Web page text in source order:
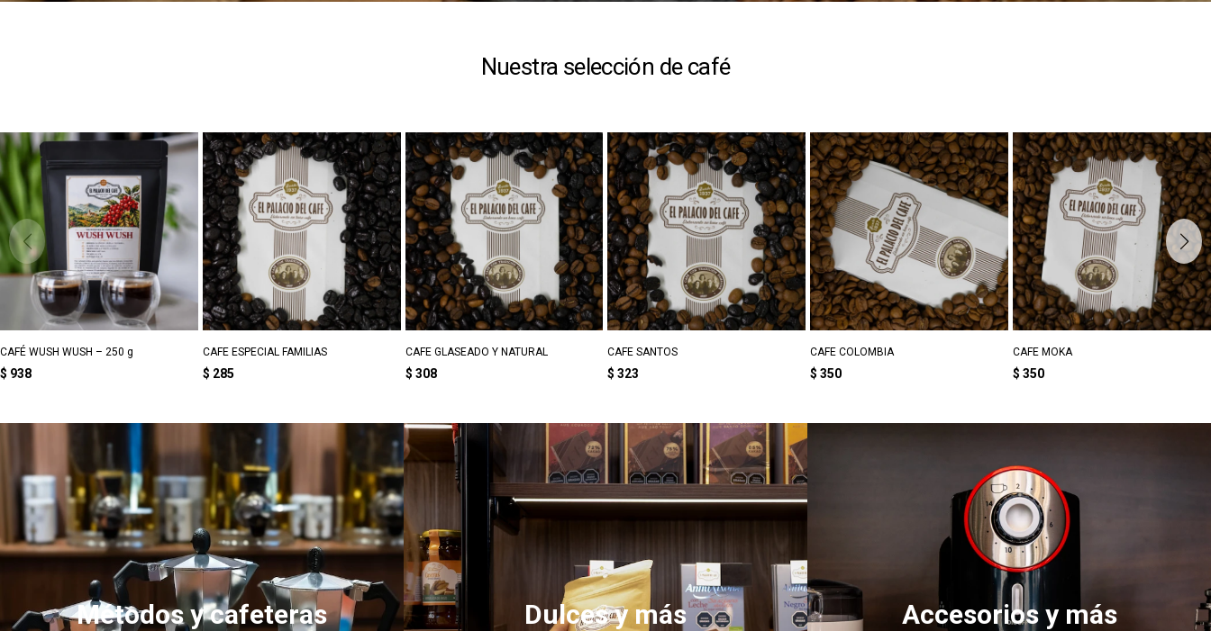
Nuestra selección de café
CAFÉ WUSH WUSH – 250 g
$ 938
CAFE ESPECIAL FAMILIAS
$ 285
CAFE GLASEADO Y NATURAL
$ 308
CAFE SANTOS
$ 323
CAFE COLOMBIA
$ 350
CAFE MOKA
$ 350
Métodos y cafeteras Dulces y más Accesorios y más